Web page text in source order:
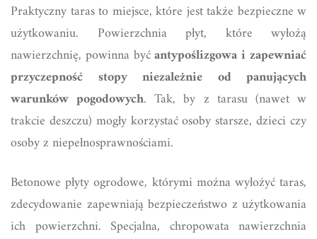
Praktyczny taras to miejsce, które jest także bezpieczne w
użytkowaniu. Powierzchnia płyt, które wyłożą
nawierzchnię, powinna byćantypoślizgowa i zapewniać
przyczepność stopy niezależnie od panujących
warunków pogodowych. Tak, by z tarasu (nawet w
trakcie deszczu) mogły korzystać osoby starsze, dzieci czy
osoby z niepełnosprawnościami.
Betonowe płyty ogrodowe, którymi można wyłożyć taras,
zdecydowanie zapewniają bezpieczeństwo z użytkowania
ich powierzchni. Specjalna, chropowata nawierzchnia